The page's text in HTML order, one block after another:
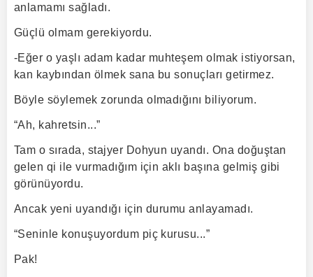
anlamamı sağladı.
Güçlü olmam gerekiyordu.
-Eğer o yaşlı adam kadar muhteşem olmak istiyorsan,
kan kaybından ölmek sana bu sonuçları getirmez.
Böyle söylemek zorunda olmadığını biliyorum.
“Ah, kahretsin...”
Tam o sırada, stajyer Dohyun uyandı. Ona doğuştan
gelen qi ile vurmadığım için aklı başına gelmiş gibi
görünüyordu.
Ancak yeni uyandığı için durumu anlayamadı.
“Seninle konuşuyordum piç kurusu...”
Pak!